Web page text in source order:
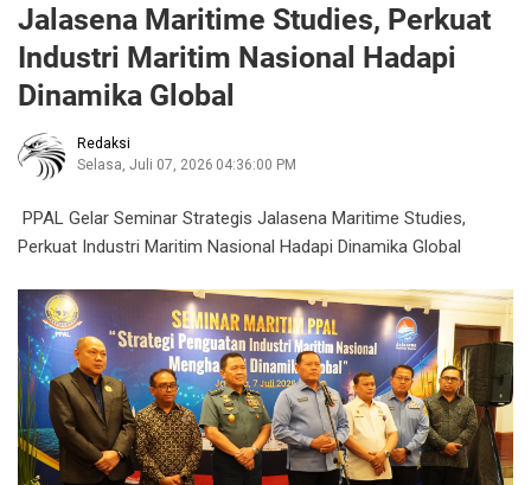
Jalasena Maritime Studies, Perkuat
Industri Maritim Nasional Hadapi
Dinamika Global
Redaksi
Selasa, Juli 07, 20267/07/2026 04:36:00 PM
PPAL Gelar Seminar Strategis Jalasena Maritime Studies,
Perkuat Industri Maritim Nasional Hadapi Dinamika Global